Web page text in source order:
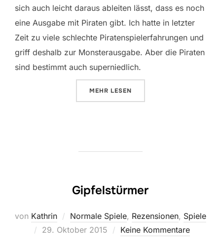
sich auch leicht daraus ableiten lässt, dass es noch
eine Ausgabe mit Piraten gibt. Ich hatte in letzter
Zeit zu viele schlechte Piratenspielerfahrungen und
griff deshalb zur Monsterausgabe. Aber die Piraten
sind bestimmt auch superniedlich.
MEHR ÜBER „PAIRS“
LESEN
Gipfelstürmer
von Kathrin Normale Spiele, Rezensionen, Spiele
Veröffentlicht
29. Oktober 2015 Keine Kommentare